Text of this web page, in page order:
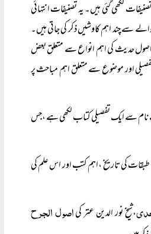
لکھی گئی ہیں۔ یہ تصنیفات انتہائی
سے چند اہم کاوشیں ذکر کی جاتی ہیں۔
اصول حدیث کی اہم انواع سے متعلق بعض
اور موضوع سے متعلق اہم مباحث پر
سے ایک تفصیلی کتاب لکھی ہے ،جس
کی تاریخ ،اہم کتب اور اس علم کی
،شیخ نور الدین عتر کیاصول الجرح